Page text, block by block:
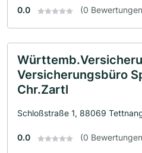
0.0 (0
Versicherungsbüro
Chr.Zartl
Schloßstraße 1, 88069
0.0 (0